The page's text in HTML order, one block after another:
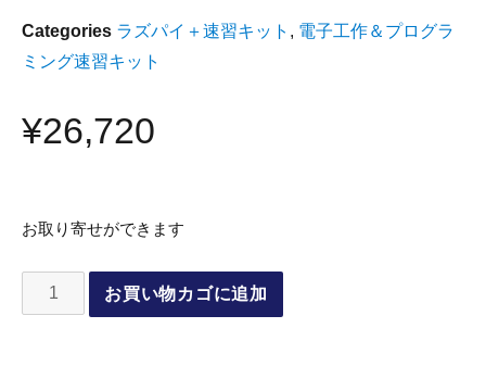
Categories ラズパイ＋速習キット , 電子工作＆プログラ
ミング速習キット
¥26,720
お取り寄せができます
お買い物カゴに追加